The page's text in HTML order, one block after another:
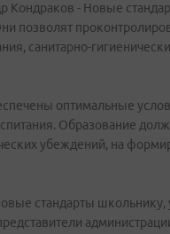
Кондраков - Новые
позволят
санитарно-
оптимальные
Образование
убеждений, на
стандарты школьнику,